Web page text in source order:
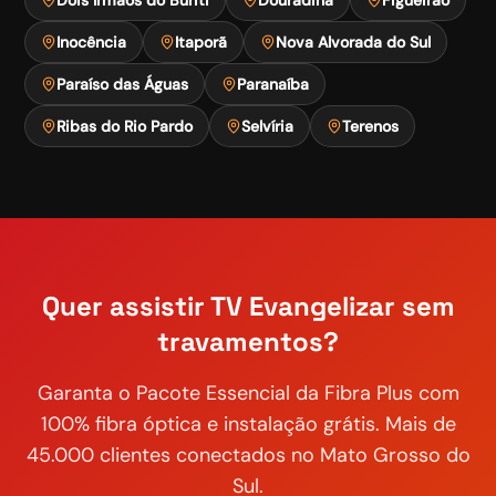
Inocência Itaporã Nova Alvorada do Sul
Paraíso das Águas Paranaíba
Ribas do Rio Pardo Selvíria Terenos
Quer assistirTV Evangelizar sem
travamentos?
Garanta o Pacote Essencial da Fibra Plus com
100% fibra óptica e instalação grátis. Mais de
45.000 clientes conectados no Mato Grosso do
Sul.